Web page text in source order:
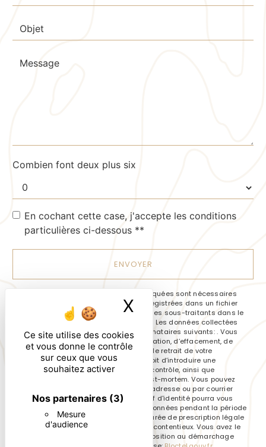
Ce site utilise des cookies
et vous donne le contrôle
sur ceux que vous
souhaitez activer
Nos partenaires (3)
Mesure
d'audience
X Masquer le
Combien font deux plus six
En cochant cette case, j'accepte les conditions
particulières ci-dessous **
ENVOYER
** Les données personnelles communiquées sont nécessaires
aux fins de vous contacter et sont enregistrées dans un fichier
informatisé. Elles sont destinées à et ses sous-traitants dans le
seul but de répondre à votre message. Les données collectées
seront communiquées aux seuls destinataires suivants: . Vous
disposez de droits d’accès, de rectification, d’effacement, de
portabilité, de limitation, d’opposition, de retrait de votre
consentement à tout moment et du droit d’introduire une
réclamation auprès d’une autorité de contrôle, ainsi que
d’organiser le sort de vos données post-mortem. Vous pouvez
exercer ces droits par voie postale à l'adresse ou par courrier
électronique à l'adresse . Un justificatif d'identité pourra vous
être demandé. Nous conservons vos données pendant la période
de prise de contact puis pendant la durée de prescription légale
aux fins probatoires et de gestion des contentieux. Vous avez le
droit de vous inscrire sur la liste d'opposition au démarchage